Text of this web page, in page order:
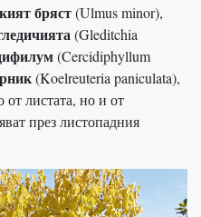
бряст(Ulmus minor),
(Gleditchia
(Cercidiphyllum
(Koelreuteria paniculata),
от листата, но и от
през листопадния